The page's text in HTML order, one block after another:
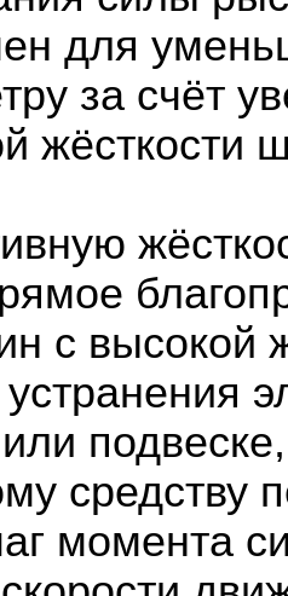
для
за счёт
жёсткости
с высокой
средству
момента